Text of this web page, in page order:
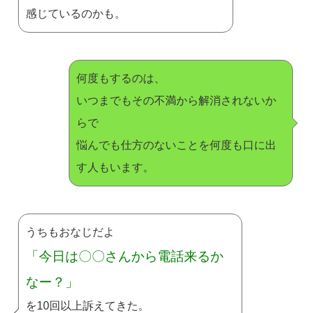
感じているのかも。
何度もするのは、
いつまでもその不満から解消されないか
らで
悩んでも仕方のないことを何度も口に出
す人もいます。
うちもおなじだよ
「今日は〇〇さんから電話来るか
なー？」
を10回以上訴えてきた。